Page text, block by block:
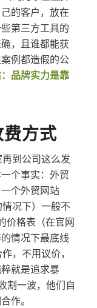
的客户，放在
第三方工具的
，且谁都能获
例都造假的公
品牌实力是靠
方式
到公司这么发
个事实：外贸
个外贸网站
况下）一般不
价格表（在官网
情况下最底线
，不用议价，
就是追求暴
割一波，他们自
作。